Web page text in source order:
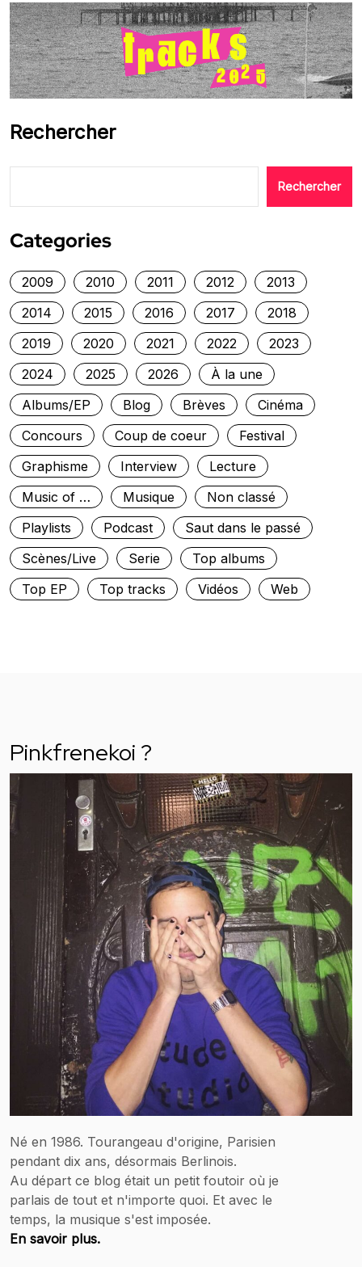
Rechercher
Rechercher
Categories
2009 2010 2011 2012
2013
2014
2015 2016 2017
2018
2019
2020 2021 2022
2023
2024
2025 2026
À la une
Albums/EP
Blog Brèves
Cinéma
Concours
Coup de coeur
Festival
Graphisme
Interview
Lecture
Music of …
Musique
Non classé
Playlists
Podcast
Saut dans le passé
Scènes/Live
Serie
Top albums
Top EP
Top tracks Vidéos Web
Pinkfrenekoi ?
Né en 1986. Tourangeau d'origine, Parisien
pendant dix ans, désormais Berlinois.
Au départ ce blog était un petit foutoir où je
parlais de tout et n'importe quoi. Et avec le
temps, la musique s'est imposée.
En savoir plus.